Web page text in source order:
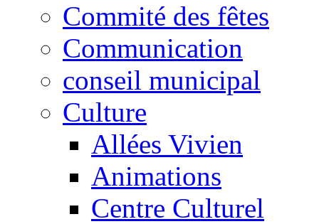
Commité des fêtes
Communication
conseil municipal
Culture
Allées Vivien
Animations
Centre Culturel